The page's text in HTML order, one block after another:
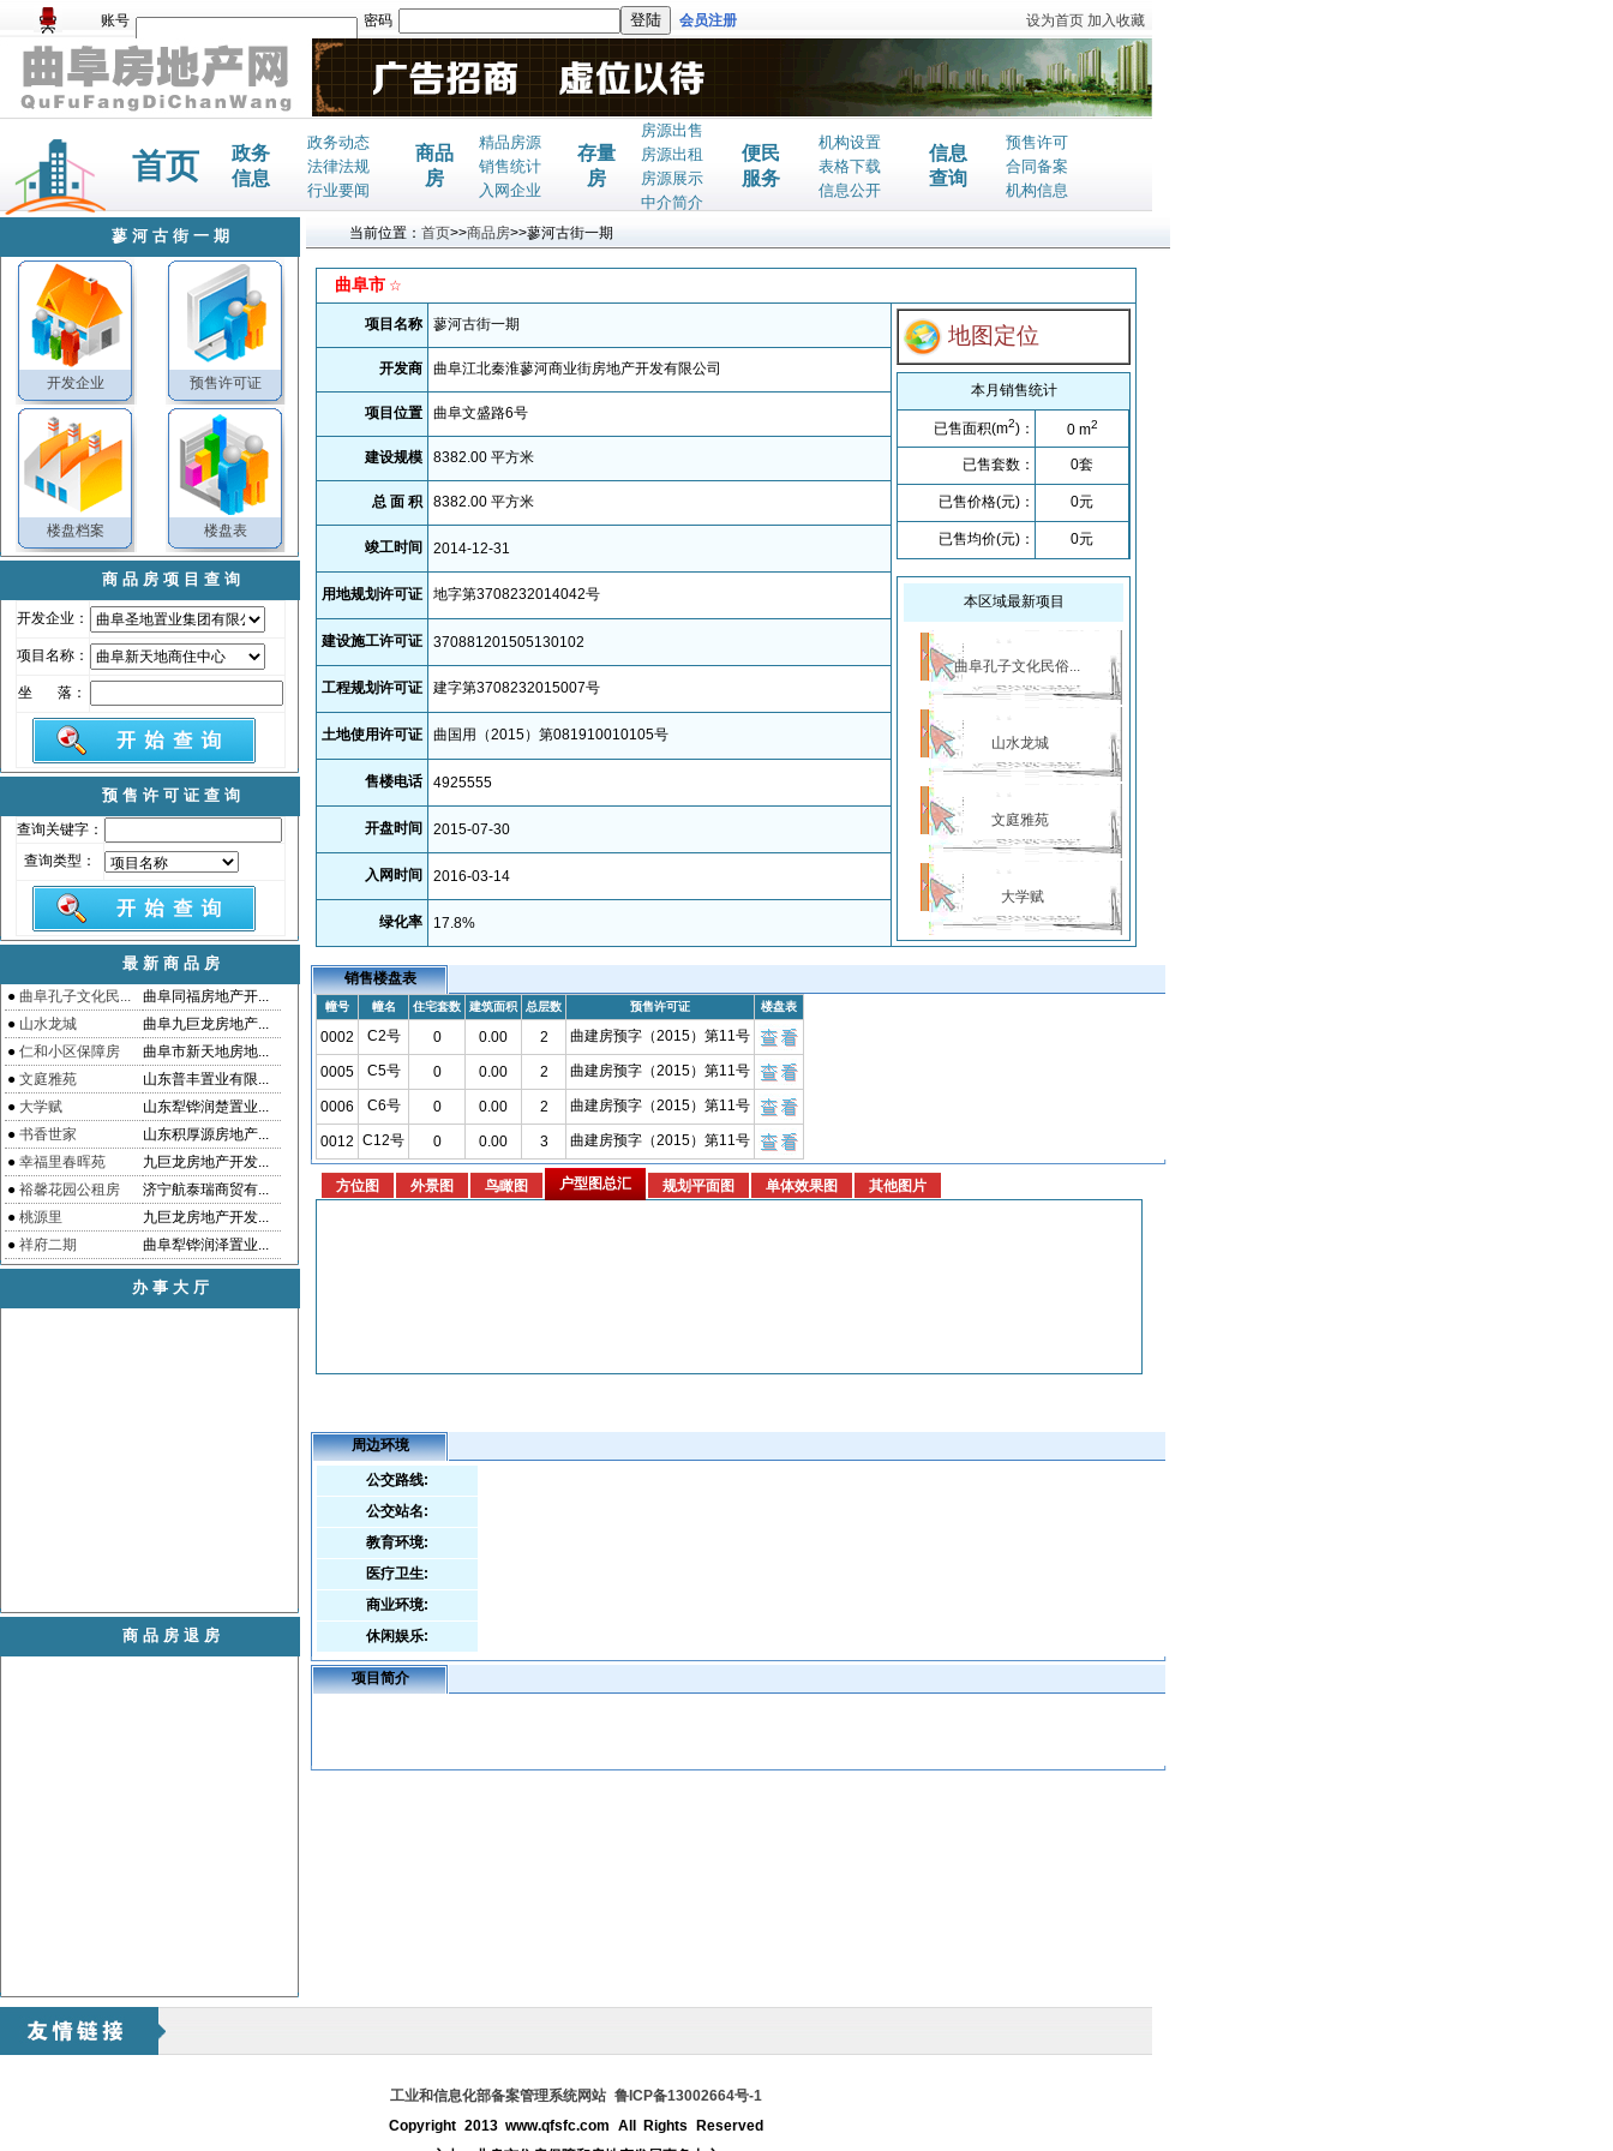
账号 密码 会员注册 设为首页 加入收藏
首页
政务
信息
政务动态
法律法规
行业要闻
商品
房
精品房源
销售统计
入网企业
存量
房
房源出售
房源出租
房源展示
中介简介
便民
服务
机构设置
表格下载
信息公开
信息
查询
预售许可
合同备案
机构信息
蓼河古街一期
开发企业 预售许可证
楼盘档案 楼盘表
商品房项目查询
开发企业：
项目名称：
坐 落：
预售许可证查询
查询关键字：
查询类型：
最新商品房
● 曲阜孔子文化民...
曲阜同福房地产开...
● 山水龙城
曲阜九巨龙房地产...
● 仁和小区保障房
曲阜市新天地房地...
● 文庭雅苑
山东普丰置业有限...
● 大学赋
山东犁铧润楚置业...
● 书香世家
山东积厚源房地产...
● 幸福里春晖苑
九巨龙房地产开发...
● 裕馨花园公租房
济宁航泰瑞商贸有...
● 桃源里
九巨龙房地产开发...
● 祥府二期 曲阜犁铧润泽置业...
办事大厅
商品房退房
当前位置： 首页>>商品房>>蓼河古街一期
曲阜市 ☆
项目名称 蓼河古街一期 地图定位
本月销售统计
已售面积(m2)： 0m2
已售套数： 0套
已售价格(元)： 0元
已售均价(元)： 0元
本区域最新项目
曲阜孔子文化民俗...
山水龙城
文庭雅苑
大学赋
开发商 曲阜江北秦淮蓼河商业街房地产开发有限公司
项目位置 曲阜文盛路6号
建设规模 8382.00 平方米
总 面 积 8382.00 平方米
竣工时间 2014-12-31
用地规划许可证 地字第3708232014042号
建设施工许可证 370881201505130102
工程规划许可证 建字第3708232015007号
土地使用许可证 曲国用（2015）第081910010105号
售楼电话 4925555
开盘时间 2015-07-30
入网时间 2016-03-14
绿化率 17.8%
销售楼盘表
幢号 幢名 住宅套数 建筑面积 总层数 预售许可证 楼盘表
0002 C2号 0 0.00 2 曲建房预字（2015）第11号
0005 C5号 0 0.00 2 曲建房预字（2015）第11号
0006 C6号 0 0.00 2 曲建房预字（2015）第11号
0012 C12号 0 0.00 3 曲建房预字（2015）第11号
周边环境
公交路线:
公交站名:
教育环境:
医疗卫生:
商业环境:
休闲娱乐:
项目简介
工业和信息化部备案管理系统网站 鲁ICP备13002664号-1
Copyright 2013 www.qfsfc.com All Rights Reserved